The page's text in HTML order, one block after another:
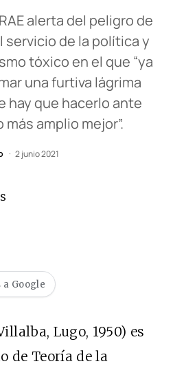
alerta del peligro de
servicio de la política y
tóxico en el que “ya
una furtiva lágrima
hay que hacerlo ante
amplio mejor”.
2 junio 2021
Google
Lugo, 1950) es
de Teoría de la